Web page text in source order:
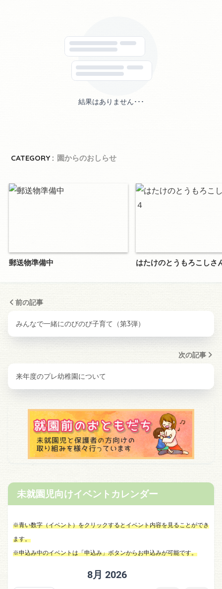
結果はありません･･･
CATEGORY : 園からのおしらせ
郵送物準備中 はたけのとうもろこし
前の記事
みんなで一緒にのびのび子育て（第3弾）
次の記事
来年度のプレ幼稚園について
未就園児向けイベントカレンダー
※青い数字（イベント）をクリックするとイベント内容を見ることができ
ます。
※申込み中のイベントは「申込み」ボタンからお申込みが可能です。
8月 2026